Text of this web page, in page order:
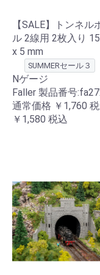
【SALE】トンネル
ル 2線用 2枚入り
x 5 mm
SUMMERセール３
Nゲージ
Faller 製品番号
通常価格 ￥1,760
￥1,580 税込